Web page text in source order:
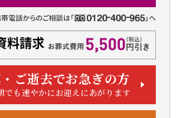
ご逝去でお急ぎの方
でも速やかにお迎えにあがります